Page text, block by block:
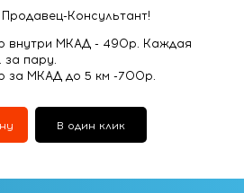
Консультант!
внутри МКАД - 490р. Каждая
за пару.
за МКАД до 5 км -700р.
В один клик